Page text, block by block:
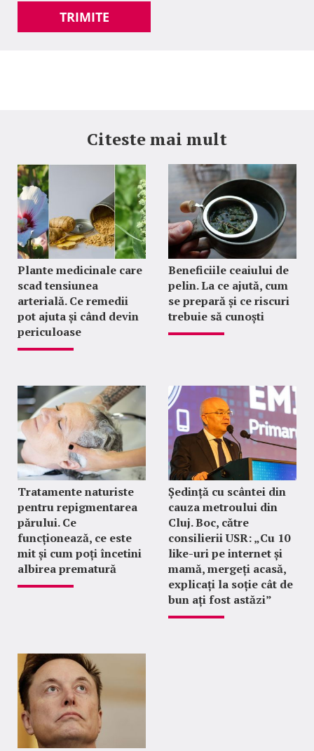
TRIMITE
Citeste mai mult
Plante medicinale care
scad tensiunea
arterială. Ce remedii
pot ajuta și când devin
periculoase
Beneficiile ceaiului de
pelin. La ce ajută, cum
se prepară și ce riscuri
trebuie să cunoști
Tratamente naturiste
pentru repigmentarea
părului. Ce
funcționează, ce este
mit și cum poți încetini
albirea prematură
Ședință cu scântei din
cauza metroului din
Cluj. Boc, către
consilierii USR: „Cu 10
like-uri pe internet și
mamă, mergeți acasă,
explicați la soție cât de
bun ați fost astăzi”